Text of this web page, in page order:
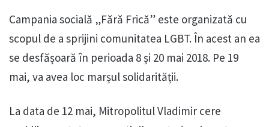
Campania socială „Fără Frică” este organizată cu
scopul de a sprijini comunitatea LGBT. În acest an ea
se desfășoară în perioada 8 și 20 mai 2018. Pe 19
mai, va avea loc marșul solidarității.
La data de 12 mai, Mitropolitul Vladimir cere